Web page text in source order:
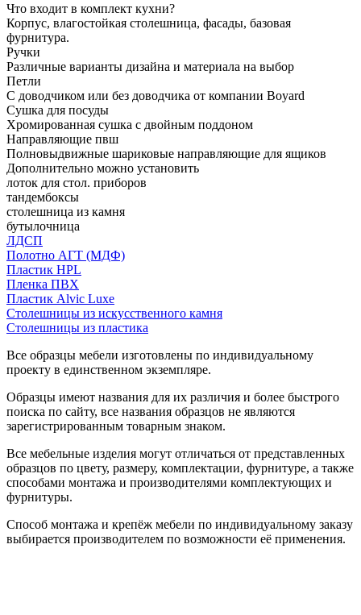
Что входит в комплект кухни?
Корпус, влагостойкая столешница, фасады, базовая
фурнитура.
Ручки
Различные варианты дизайна и материала на выбор
Петли
С доводчиком или без доводчика от компании Boyard
Сушка для посуды
Хромированная сушка с двойным поддоном
Направляющие пвш
Полновыдвижные шариковые направляющие для ящиков
Дополнительно можно установить
лоток для стол. приборов
тандембоксы
столешница из камня
бутылочница
ЛДСП
Полотно АГТ (МДФ)
Пластик HPL
Пленка ПВХ
Пластик Alvic Luxe
Столешницы из искусственного камня
Столешницы из пластика
Все образцы мебели изготовлены по индивидуальному
проекту в единственном экземпляре.
Образцы имеют названия для их различия и более быстрого
поиска по сайту, все названия образцов не являются
зарегистрированным товарным знаком.
Все мебельные изделия могут отличаться от представленных
образцов по цвету, размеру, комплектации, фурнитуре, а также
способами монтажа и производителями комплектующих и
фурнитуры.
Способ монтажа и крепёж мебели по индивидуальному заказу
выбирается производителем по возможности её применения.